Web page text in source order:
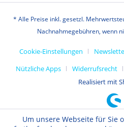
* Alle Preise inkl. gesetzl.
Nachnahmegebühren, wenn
Cookie-Einstellungen
Nützliche Apps
Widerrufsrecht
Realisiert mit
Um unsere Webseite für Sie